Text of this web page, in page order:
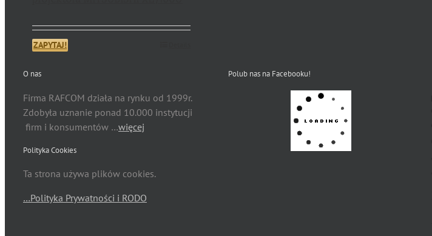
ZAPYTAJ!
O nas
Firma RAFCOM działa na rynku od 1999r.
Zdobyła uznanie ponad 10.000 instytucji
firm i konsumentów …więcej
Polityka Cookies
Ta strona używa plików cookies.
…Polityka Prywatności i RODO
Polub nas na Facebooku!